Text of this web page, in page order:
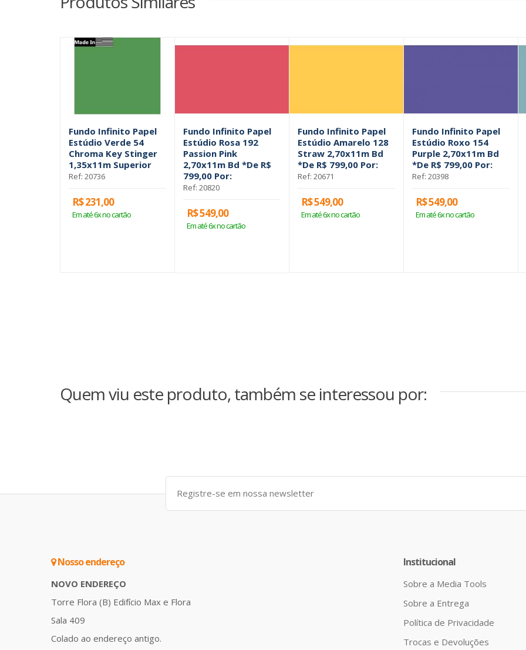
Fundo Infinito Papel
Estúdio Verde 54
Chroma Key Stinger
1,35x11m Superior
Ref: 20736
R$ 231,00
Em até 6x no cartão
Fundo Infinito Papel
Estúdio Rosa 192
Passion Pink
2,70x11m Bd *De R$
799,00 Por:
Ref: 20820
R$ 549,00
Em até 6x no cartão
Fundo Infinito Papel
Estúdio Amarelo 128
Straw 2,70x11m Bd
*De R$ 799,00 Por:
Ref: 20671
R$ 549,00
Em até 6x no cartão
Fundo Infinito Papel
Estúdio Roxo 154
Purple 2,70x11m Bd
*De R$ 799,00 Por:
Ref: 20398
R$ 549,00
Em até 6x no cartão
Quem viu este produto, também se interessou por:
Nosso endereço
NOVO ENDEREÇO
Torre Flora (B) Edifício Max e Flora
Sala 409
Colado ao endereço antigo.
Institucional
Sobre a Media Tools
Sobre a Entrega
Política de Privacidade
Trocas e Devoluções